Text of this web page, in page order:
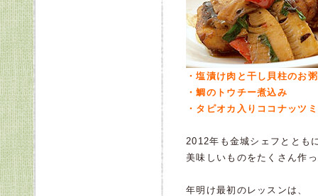
・塩漬け肉と干し貝柱のお粥
・鯛のトウチー煮込み
・タピオカ入りココナッツ
2012年も金城シェフととも
美味しいものをたくさん作
年明け最初のレッスンは、